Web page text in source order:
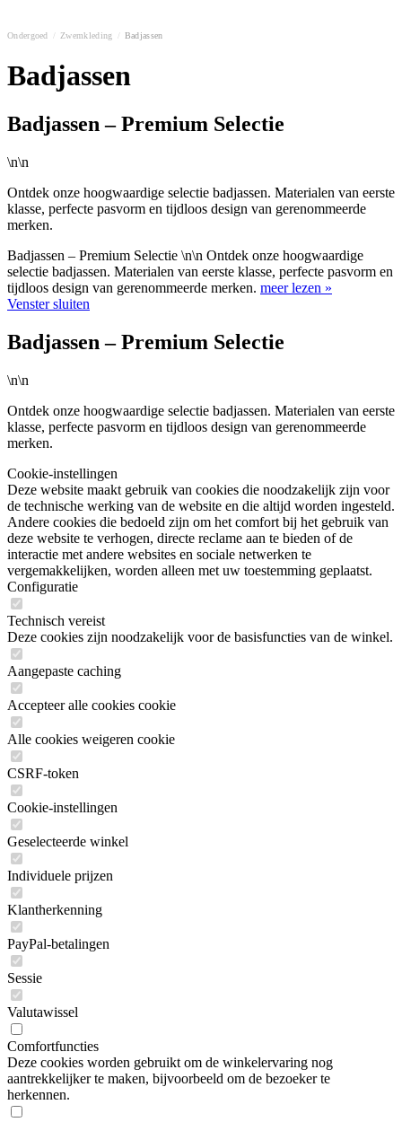
Ondergoed Zwemkleding Badjassen
Badjassen
Badjassen – Premium Selectie
\n\n
Ontdek onze hoogwaardige selectie badjassen. Materialen van eerste
klasse, perfecte pasvorm en tijdloos design van gerenommeerde
merken.
Badjassen – Premium Selectie \n\n Ontdek onze hoogwaardige
selectie badjassen. Materialen van eerste klasse, perfecte pasvorm en
tijdloos design van gerenommeerde merken. meer lezen »
Venster sluiten
Badjassen – Premium Selectie
\n\n
Ontdek onze hoogwaardige selectie badjassen. Materialen van eerste
klasse, perfecte pasvorm en tijdloos design van gerenommeerde
merken.
Cookie-instellingen
Deze website maakt gebruik van cookies die noodzakelijk zijn voor
de technische werking van de website en die altijd worden ingesteld.
Andere cookies die bedoeld zijn om het comfort bij het gebruik van
deze website te verhogen, directe reclame aan te bieden of de
interactie met andere websites en sociale netwerken te
vergemakkelijken, worden alleen met uw toestemming geplaatst.
Configuratie
Technisch vereist
Deze cookies zijn noodzakelijk voor de basisfuncties van de winkel.
Aangepaste caching
Accepteer alle cookies cookie
Alle cookies weigeren cookie
CSRF-token
Cookie-instellingen
Geselecteerde winkel
Individuele prijzen
Klantherkenning
PayPal-betalingen
Sessie
Valutawissel
Comfortfuncties
Deze cookies worden gebruikt om de winkelervaring nog
aantrekkelijker te maken, bijvoorbeeld om de bezoeker te
herkennen.